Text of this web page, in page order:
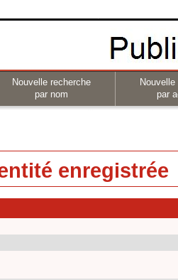
Nouvelle recherche
par nom
par
enregistrée